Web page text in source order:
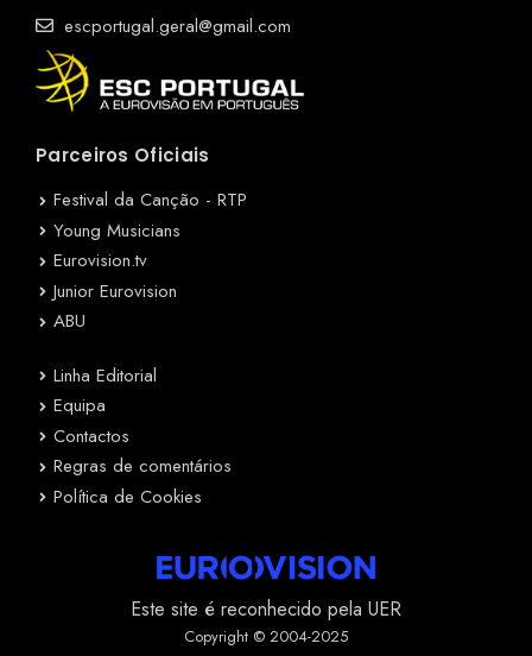
escportugal.geral@gmail.com
Parceiros Oficiais
Festival da Canção - RTP
Young Musicians
Eurovision.tv
Junior Eurovision
ABU
Linha Editorial
Equipa
Contactos
Regras de comentários
Política de Cookies
Este site é reconhecido pela UER
Copyright © 2004-2025